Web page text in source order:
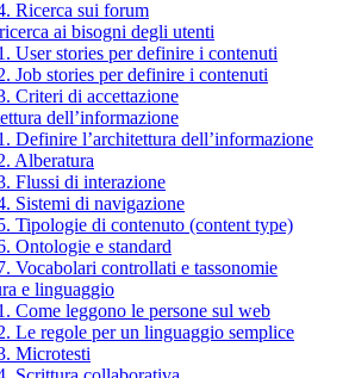
Ricerca sui forum
ai bisogni degli utenti
User stories per definire i contenuti
Job stories per definire i contenuti
Criteri di accettazione
dell’informazione
Definire l’architettura dell’informazione
Alberatura
Flussi di interazione
Sistemi di navigazione
Tipologie di contenuto (content type)
Ontologie e standard
Vocabolari controllati e tassonomie
e linguaggio
Come leggono le persone sul web
Le regole per un linguaggio semplice
Microtesti